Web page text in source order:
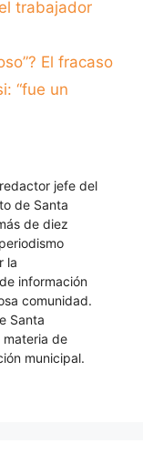
trabajador
El fracaso
“fue un
jefe del
de Santa
de diez
la
información
comunidad.
Santa
materia de
municipal.